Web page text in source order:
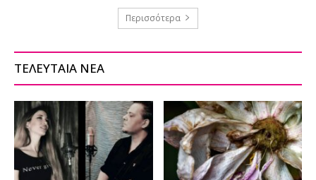
Περισσότερα
ΤΕΛΕΥΤΑΙΑ ΝΕΑ